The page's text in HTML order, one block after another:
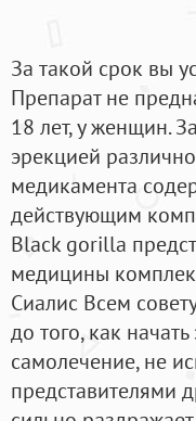
За такой срок вы
Препарат не
18 лет, у женщин.
эрекцией
медикамента
действующим
Black gorilla
медицины
Сиалис Всем
до того, как
самолечение, не
представителями